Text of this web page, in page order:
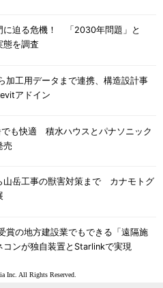
に迫る危機！ 「2030年問題」と
態を調査
加工用データまで連携、構造設計事
アドイン
でも快適 積水ハウスとパナソニック
売
山岳工事の獣害対策まで カナモトグ
賞の地方建設業でもできる「遠隔施
コンが独自装置とStarlinkで実現
Inc. All Rights Reserved.